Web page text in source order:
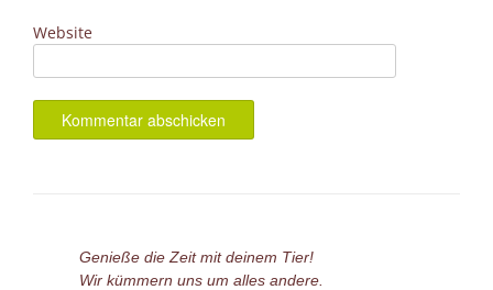
Website
Genieße die Zeit mit deinem Tier!
Wir kümmern uns um alles andere.